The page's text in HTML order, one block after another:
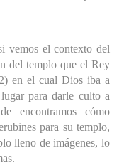
vemos el contexto del
del templo que el Rey
en el cual Dios iba a
para darle culto a
encontramos cómo
para su templo,
lleno de imágenes, lo